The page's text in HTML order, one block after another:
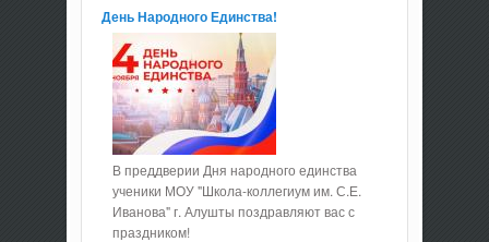
День Народного Единства!
В преддверии Дня народного единства
ученики МОУ "Школа-коллегиум им. С.Е.
Иванова" г. Алушты поздравляют вас с
праздником!